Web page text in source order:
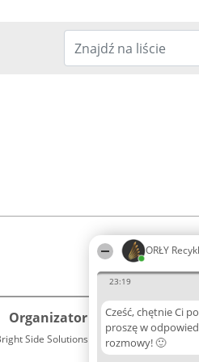
ORŁY
23:19
Cześć, chętnie Ci
proszę w
rozmowy! 🙂
Organizator plebiscytu
Side Solutions sp. z o. o. sp. k.
ul. Ruska 22